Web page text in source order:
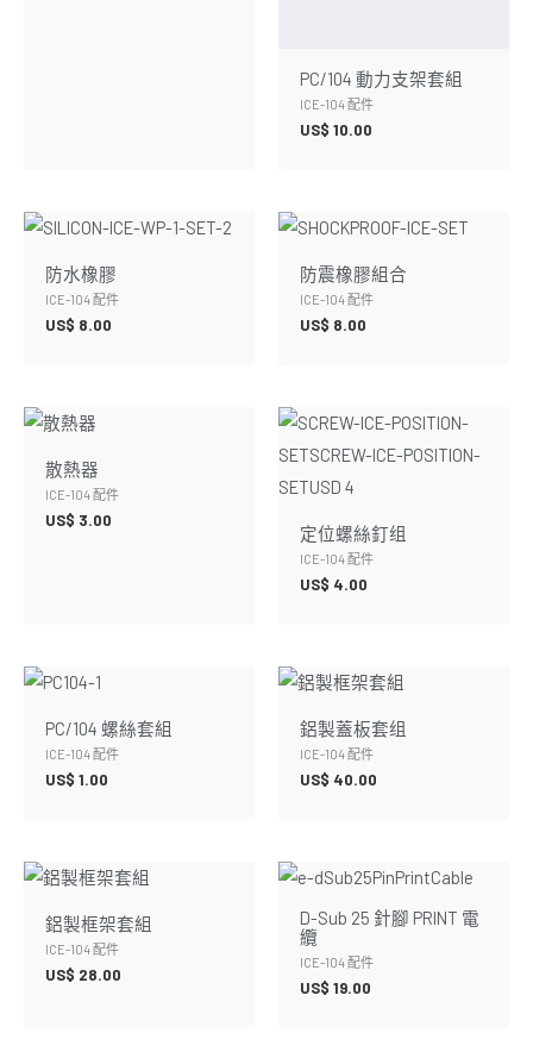
PC/104 動力支架套組
ICE-104 配件
US$ 10.00
防水橡膠
ICE-104 配件
US$ 8.00
防震橡膠組合
ICE-104 配件
US$ 8.00
散熱器
ICE-104 配件
US$ 3.00
定位螺絲釘组
ICE-104 配件
US$ 4.00
PC/104 螺絲套組
ICE-104 配件
US$ 1.00
鋁製蓋板套组
ICE-104 配件
US$ 40.00
鋁製框架套組
ICE-104 配件
US$ 28.00
D-Sub 25 針腳 PRINT 電
纜
ICE-104 配件
US$ 19.00